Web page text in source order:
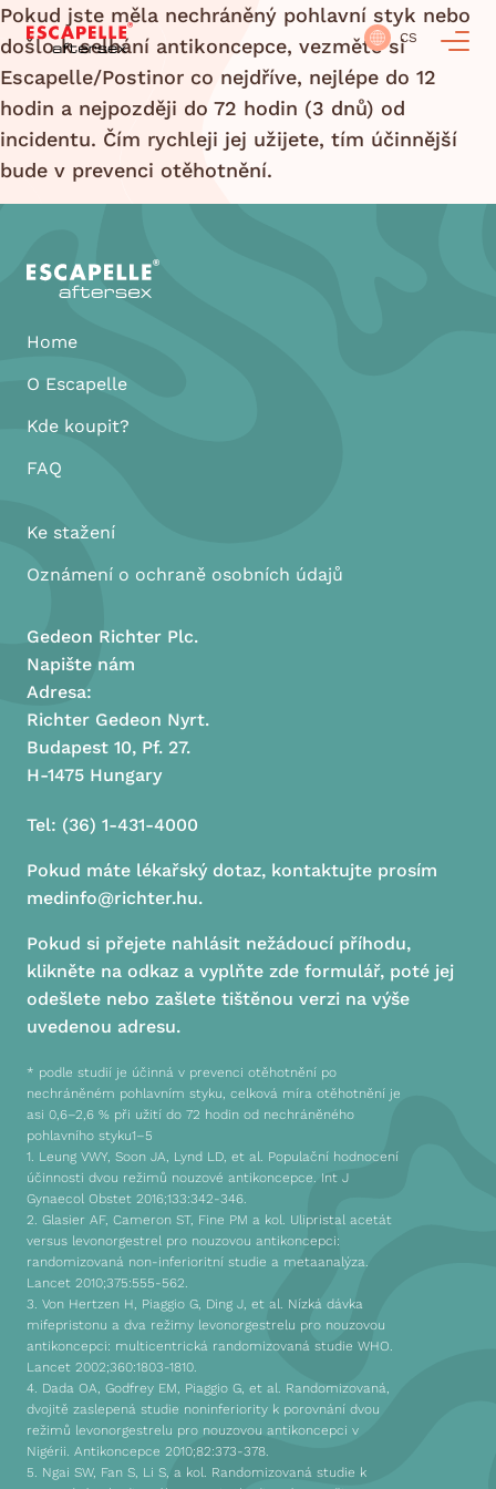
CS
Pokud jste měla nechráněný pohlavní styk nebo
došlo k selhání antikoncepce, vezměte si
Escapelle/Postinor co nejdříve, nejlépe do 12
hodin a nejpozději do 72 hodin (3 dnů) od
incidentu. Čím rychleji jej užijete, tím účinnější
bude v prevenci otěhotnění.
* podle studií je účinná v prevenci otěhotnění po
nechráněném pohlavním styku, celková míra otěhotnění je
asi 0,6–2,6 % při užití do 72 hodin od nechráněného
pohlavního styku1–5
1. Leung VWY, Soon JA, Lynd LD, et al. Populační hodnocení
účinnosti dvou režimů nouzové antikoncepce. Int J
Gynaecol Obstet 2016;133:342-346.
2. Glasier AF, Cameron ST, Fine PM a kol. Ulipristal acetát
versus levonorgestrel pro nouzovou antikoncepci:
randomizovaná non-inferioritní studie a metaanalýza.
Lancet 2010;375:555-562.
3. Von Hertzen H, Piaggio G, Ding J, et al. Nízká dávka
mifepristonu a dva režimy levonorgestrelu pro nouzovou
antikoncepci: multicentrická randomizovaná studie WHO.
Lancet 2002;360:1803-1810.
4. Dada OA, Godfrey EM, Piaggio G, et al. Randomizovaná,
dvojitě zaslepená studie noninferiority k porovnání dvou
režimů levonorgestrelu pro nouzovou antikoncepci v
Nigérii. Antikoncepce 2010;82:373-378.
5. Ngai SW, Fan S, Li S, a kol. Randomizovaná studie k
Home
O Escapelle
Kde koupit?
FAQ
Ke stažení
Oznámení o ochraně osobních údajů
Gedeon Richter Plc.
Napište nám
Adresa:
Richter Gedeon Nyrt.
Budapest 10, Pf. 27.
H-1475 Hungary
Tel: (36) 1-431-4000
Pokud máte lékařský dotaz, kontaktujte prosím
medinfo@richter.hu.
Pokud si přejete nahlásit nežádoucí příhodu,
klikněte na odkaz a vyplňte zde formulář, poté jej
odešlete nebo zašlete tištěnou verzi na výše
uvedenou adresu.